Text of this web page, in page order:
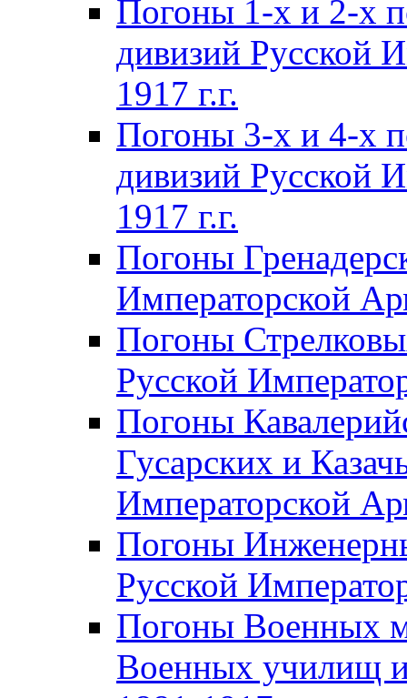
Погоны 1-х и 2-х
дивизий Русской
1917 г.г.
Погоны 3-х и 4-х
дивизий Русской
1917 г.г.
Погоны
Императорской
Погоны
Русской
Погоны
Гусарских и
Императорской
Погоны
Русской
Погоны Военных
Военных училищ